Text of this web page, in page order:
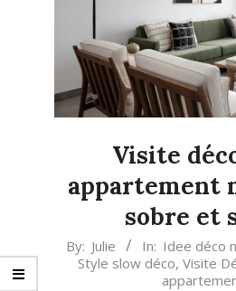
Visite
appartement
sobre et
2023-
By: Julie In: Idee déco
Style slow déco, Visite